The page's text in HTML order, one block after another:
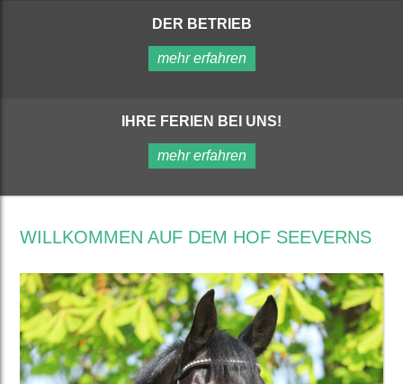
DER BETRIEB
mehr erfahren
IHRE FERIEN BEI UNS!
mehr erfahren
WILLKOMMEN AUF DEM HOF SEEVERNS